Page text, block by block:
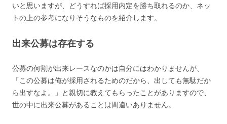
いと思いますが、どうすれば採用内定を勝ち取れるのか、ネッ
トの上の参考になりそうなものを紹介します。
出来公募は存在する
公募の何割が出来レースなのかは自分にはわかりませんが、
「この公募は俺が採用されるためのだから、出しても無駄だか
ら出すなよ。」と親切に教えてもらったことがありますので、
世の中に出来公募があることは間違いありません。